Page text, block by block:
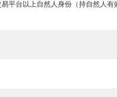
平台以上自然人身份（持自然人有